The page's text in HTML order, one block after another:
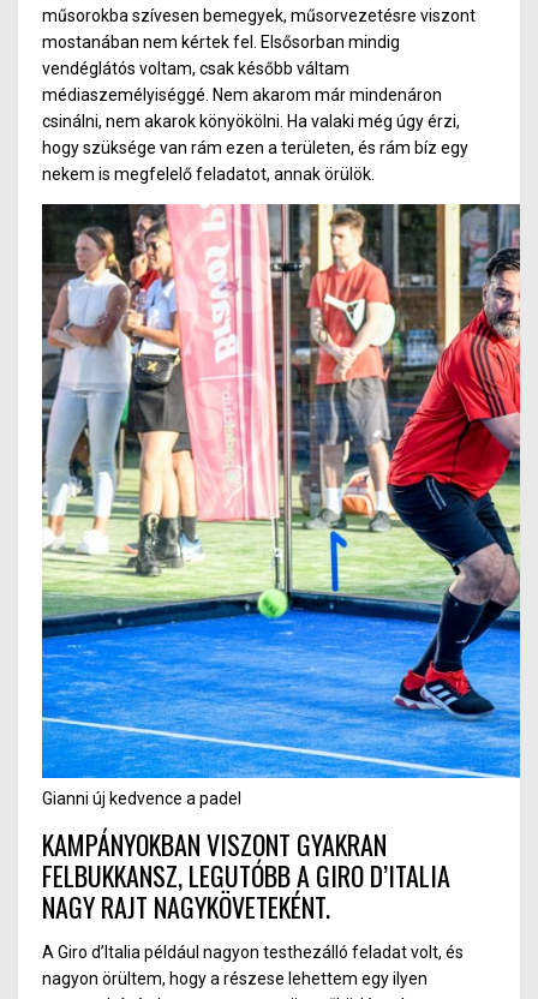
műsorokba szívesen bemegyek, műsorvezetésre viszont
mostanában nem kértek fel. Elsősorban mindig
vendéglátós voltam, csak később váltam
médiaszemélyiséggé. Nem akarom már mindenáron
csinálni, nem akarok könyökölni. Ha valaki még úgy érzi,
hogy szüksége van rám ezen a területen, és rám bíz egy
nekem is megfelelő feladatot, annak örülök.
Gianni új kedvence a padel
KAMPÁNYOKBAN VISZONT GYAKRAN
FELBUKKANSZ, LEGUTÓBB A GIRO D’ITALIA
NAGY RAJT NAGYKÖVETEKÉNT.
A Giro d’I talia például nagyon testhezálló feladat volt, és
nagyon örültem, hogy a részese lehettem egy ilyen